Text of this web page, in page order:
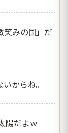
笑みの国」だ
からね。
陽だよｗ